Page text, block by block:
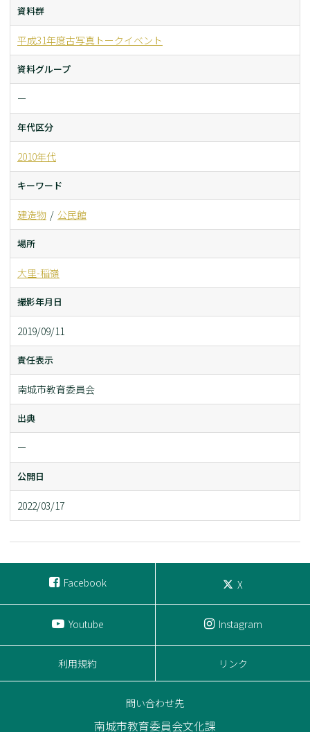
資料群
平成31年度古写真トークイベント
資料グループ
ー
年代区分
2010年代
キーワード
建造物 公民館
場所
大里-稲嶺
撮影年月日
2019/09/11
責任表示
南城市教育委員会
出典
ー
公開日
2022/03/17
Facebook X
Youtube Instagram
利用規約 リンク
問い合わせ先
南城市教育委員会文化課